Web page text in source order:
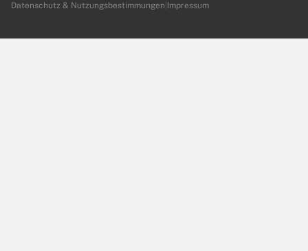
Datenschutz & Nutzungsbestimmungen Impressum